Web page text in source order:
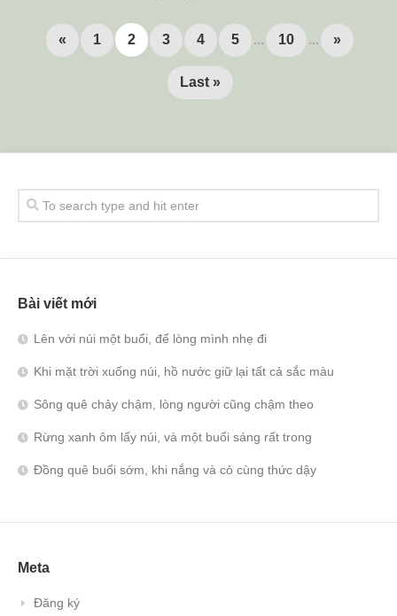
« 1 2 3 4 5 ... 10 ... »
Last »
Bài viết mới
Lên với núi một buổi, để lòng mình nhẹ đi
Khi mặt trời xuống núi, hồ nước giữ lại tất cả sắc màu
Sông quê chảy chậm, lòng người cũng chậm theo
Rừng xanh ôm lấy núi, và một buổi sáng rất trong
Đồng quê buổi sớm, khi nắng và cỏ cùng thức dậy
Meta
Đăng ký